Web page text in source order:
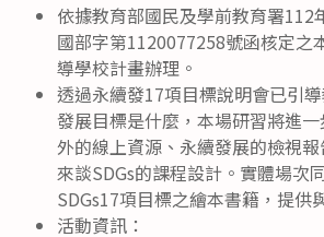
依據教育部國民及學前教育署112
國部字第1120077258號函核定之
導學校計畫辦理。
透過永續發17項目標說明會已引
發展目標是什麼，本場研習將進一
外的線上資源、永續發展的檢視
來談SDGs的課程設計。實體場次
SDGs17項目標之繪本書籍，提供
活動資訊：